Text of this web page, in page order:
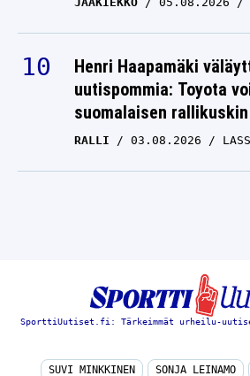
Henri Haapamäki
uutispommia: Toyota
suomalaisen rallikuskin
RALLI 03.08.2026
SporttiUutiset.fi: Tärkeimmät urheilu-
SUVI MINKKINEN SONJA LEINAMO